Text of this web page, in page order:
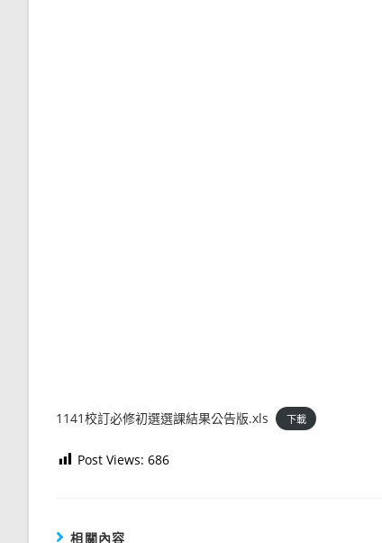
1141校訂必修初選選課結果公告版.xls 下載
Post Views: 686
相關內容